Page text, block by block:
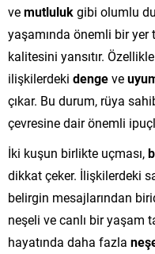
vemutlulukgibi olumlu
yaşamında önemli bir
kalitesini yansıtır.
ilişkilerdeki dengeve
çıkar. Bu durum, rüya
çevresine dair önemli
İki kuşun birlikte uçması,
dikkat çeker. İlişkilerdeki
belirgin mesajlarından
neşeli ve canlı bir yaşam
hayatında daha fazla